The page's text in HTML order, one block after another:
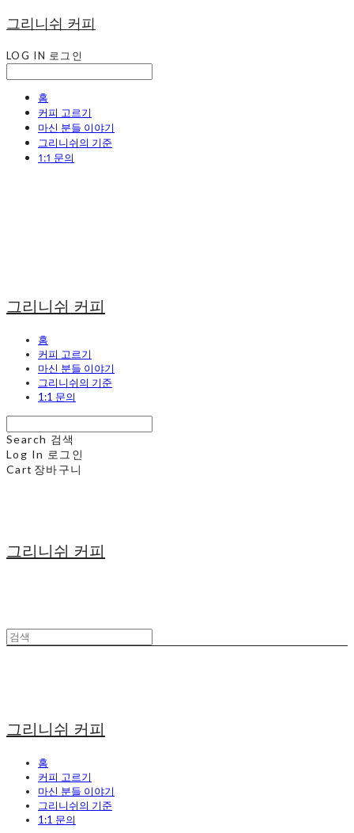
그리니쉬 커피
LOG IN 로그인
홈
커피 고르기
마신 분들 이야기
그리니쉬의 기준
1:1 문의
그리니쉬 커피
홈
커피 고르기
마신 분들 이야기
그리니쉬의 기준
1:1 문의
Search 검색
Log In 로그인
Cart 장바구니
그리니쉬 커피
그리니쉬 커피
홈
커피 고르기
마신 분들 이야기
그리니쉬의 기준
1:1 문의